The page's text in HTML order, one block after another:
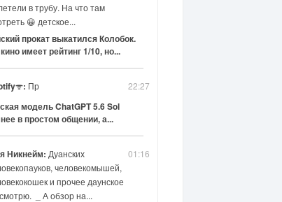
в трубу. На что там
😀 детское...
прокат выкатился Колобок.
имеет рейтинг 1/10, но...
22:27
Пр
модель ChatGPT 5.6 Sol
в простом общении, а...
01:16
Никнейм: Дуанских
человекомышей,
и прочее даунское
_ А обзор на...